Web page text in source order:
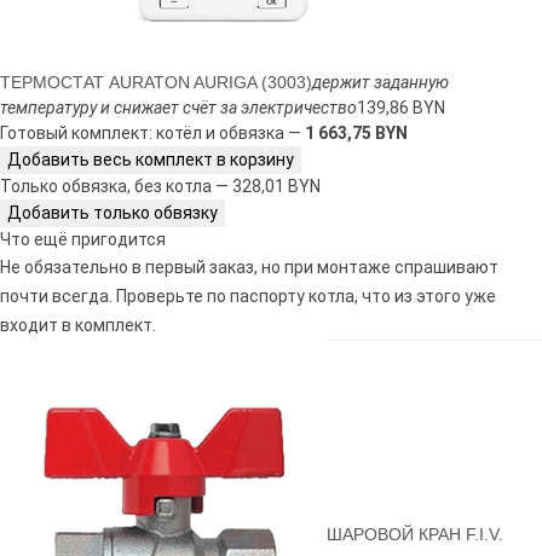
ТЕРМОСТАТ AURATON AURIGA (3003)держит заданную
температуру и снижает счёт за электричество139,86 BYN
Готовый комплект: котёл и обвязка — 1 663,75 BYN
Добавить весь комплект в корзину
Только обвязка, без котла — 328,01 BYN
Добавить только обвязку
Что ещё пригодится
Не обязательно в первый заказ, но при монтаже спрашивают
почти всегда. Проверьте по паспорту котла, что из этого уже
входит в комплект.
ШАРОВОЙ КРАН F.I.V.